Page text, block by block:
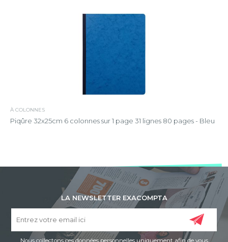
À COLONNES
Piqûre 32x25cm 6 colonnes sur 1 page 31 lignes 80 pages - Bleu
LA NEWSLETTER EXACOMPTA
Nous collectons ces données personnelles uniquement afin de vous